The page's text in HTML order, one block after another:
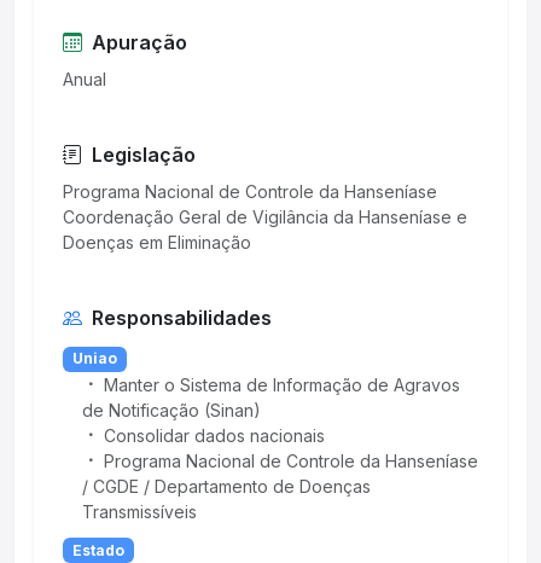
Apuração
Anual
Legislação
Programa Nacional de Controle da Hanseníase
Coordenação Geral de Vigilância da Hanseníase e
Responsabilidades
Uniao
Manter o Sistema de Informação de Agravos
de Notificação (Sinan)
Consolidar dados nacionais
Programa Nacional de Controle da Hanseníase
/ CGDE / Departamento de Doenças
Transmissíveis
Estado